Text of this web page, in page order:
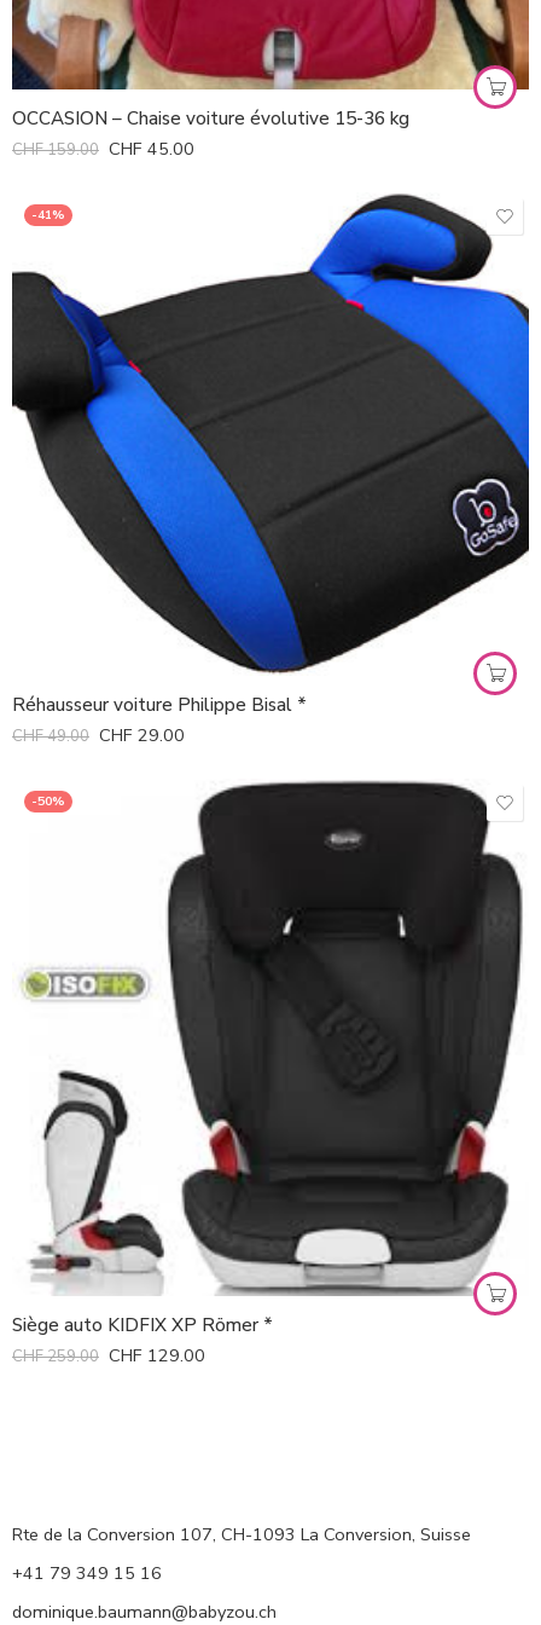
OCCASION – Chaise voiture évolutive 15-36 kg
CHF159.00 CHF 45.00
-41%
Réhausseur voiture Philippe Bisal *
CHF49.00 CHF 29.00
-50%
Siège auto KIDFIX XP Römer *
CHF259.00 CHF 129.00
Rte de la Conversion 107, CH-1093 La Conversion, Suisse
+41 79 349 15 16
dominique.baumann@babyzou.ch